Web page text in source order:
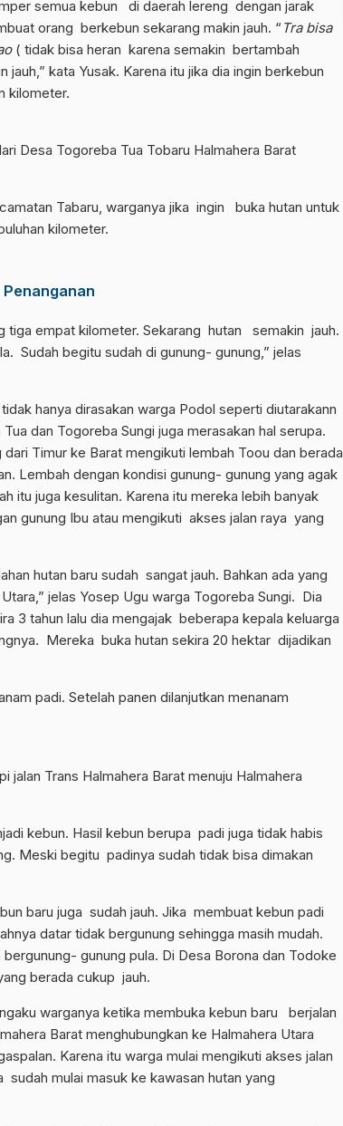
semua kebun di daerah lereng dengan jarak
orang berkebun sekarang makin jauh. “ Tra bisa
( tidak bisa heran karena semakin bertambah
kata Yusak. Karena itu jika dia ingin berkebun
kilometer.
Desa Togoreba Tua Tobaru Halmahera Barat
Tabaru, warganya jika ingin buka hutan untuk
kilometer.
tiga empat kilometer. Sekarang hutan semakin jauh.
Sudah begitu sudah di gunung- gunung,” jelas
hanya dirasakan warga Podol seperti diutarakann
dan Togoreba Sungi juga merasakan hal serupa.
Timur ke Barat mengikuti lembah Toou dan berada
Lembah dengan kondisi gunung- gunung yang agak
itu juga kesulitan. Karena itu mereka lebih banyak
gunung Ibu atau mengikuti akses jalan raya yang
hutan baru sudah sangat jauh. Bahkan ada yang
jelas Yosep Ugu warga Togoreba Sungi. Dia
3 tahun lalu dia mengajak beberapa kepala keluarga
Mereka buka hutan sekira 20 hektar dijadikan
padi. Setelah panen dilanjutkan menanam
Trans Halmahera Barat menuju Halmahera
kebun. Hasil kebun berupa padi juga tidak habis
Meski begitu padinya sudah tidak bisa dimakan
baru juga sudah jauh. Jika membuat kebun padi
datar tidak bergunung sehingga masih mudah.
gunung pula. Di Desa Borona dan Todoke
berada cukup jauh.
warganya ketika membuka kebun baru berjalan
Barat menghubungkan ke Halmahera Utara
Karena itu warga mulai mengikuti akses jalan
mulai masuk ke kawasan hutan yang